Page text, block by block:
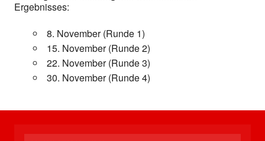
Ergebnisses:
8. November (Runde 1)
15. November (Runde 2)
22. November (Runde 3)
30. November (Runde 4)